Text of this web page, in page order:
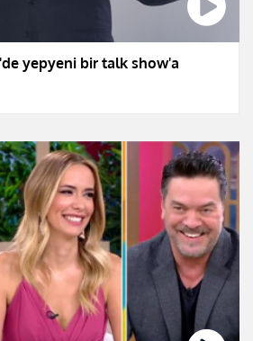
yepyeni bir talk show'a